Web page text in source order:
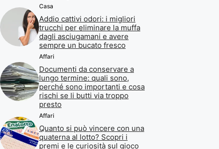
Casa
Addio cattivi odori: i migliori
trucchi per eliminare la muffa
dagli asciugamani e avere
sempre un bucato fresco
Affari
Documenti da conservare a
lungo termine: quali sono,
perché sono importanti e cosa
rischi se li butti via troppo
presto
Affari
Quanto si può vincere con una
quaterna al lotto? Scopri i
premi e le curiosità sul gioco